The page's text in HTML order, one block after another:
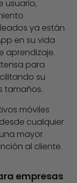
usuario,
ya están
en su vida
aprendizaje.
para
su
tamaños.
móviles
cualquier
mayor
al cliente.
empresas